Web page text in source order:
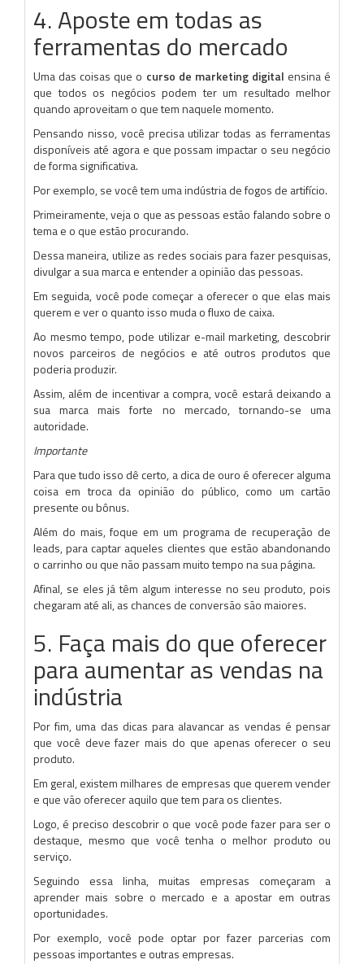
4. Aposte em todas as
ferramentas do mercado
Uma das coisas que o curso de marketing digital ensina é
que todos os negócios podem ter um resultado melhor
quando aproveitam o que tem naquele momento.
Pensando nisso, você precisa utilizar todas as ferramentas
disponíveis até agora e que possam impactar o seu negócio
de forma significativa.
Por exemplo, se você tem uma indústria de fogos de artifício.
Primeiramente, veja o que as pessoas estão falando sobre o
tema e o que estão procurando.
Dessa maneira, utilize as redes sociais para fazer pesquisas,
divulgar a sua marca e entender a opinião das pessoas.
Em seguida, você pode começar a oferecer o que elas mais
querem e ver o quanto isso muda o fluxo de caixa.
Ao mesmo tempo, pode utilizar e-mail marketing, descobrir
novos parceiros de negócios e até outros produtos que
poderia produzir.
Assim, além de incentivar a compra, você estará deixando a
sua marca mais forte no mercado, tornando-se uma
autoridade.
Importante
Para que tudo isso dê certo, a dica de ouro é oferecer alguma
coisa em troca da opinião do público, como um cartão
presente ou bônus.
Além do mais, foque em um programa de recuperação de
leads, para captar aqueles clientes que estão abandonando
o carrinho ou que não passam muito tempo na sua página.
Afinal, se eles já têm algum interesse no seu produto, pois
chegaram até ali, as chances de conversão são maiores.
5. Faça mais do que oferecer
para aumentar as vendas na
indústria
Por fim, uma das dicas para alavancar as vendas é pensar
que você deve fazer mais do que apenas oferecer o seu
produto.
Em geral, existem milhares de empresas que querem vender
e que vão oferecer aquilo que tem para os clientes.
Logo, é preciso descobrir o que você pode fazer para ser o
destaque, mesmo que você tenha o melhor produto ou
serviço.
Seguindo essa linha, muitas empresas começaram a
aprender mais sobre o mercado e a apostar em outras
oportunidades.
Por exemplo, você pode optar por fazer parcerias com
pessoas importantes e outras empresas.